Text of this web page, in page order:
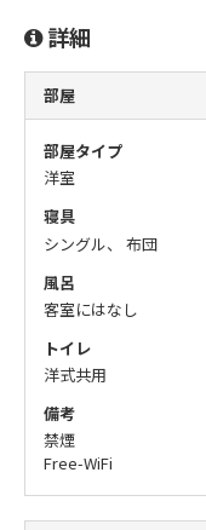
詳細
部屋
部屋タイプ
洋室
寝具
シングル、 布団
風呂
客室にはなし
トイレ
洋式共用
備考
禁煙
Free-WiFi